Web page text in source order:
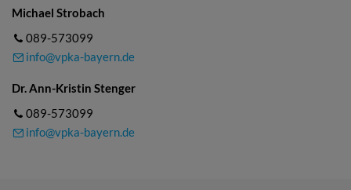
Michael Strobach
089-573099
info@vpka-bayern.de
Dr. Ann-Kristin Stenger
089-573099
info@vpka-bayern.de